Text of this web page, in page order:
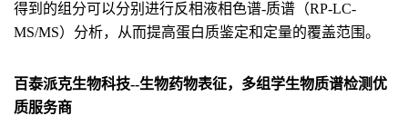
得到的组分可以分别进行反相液相色谱-质谱（RP-LC-
MS/MS）分析，从而提高蛋白质鉴定和定量的覆盖范围。
百泰派克生物科技--生物药物表征，多组学生物质谱检测优
质服务商